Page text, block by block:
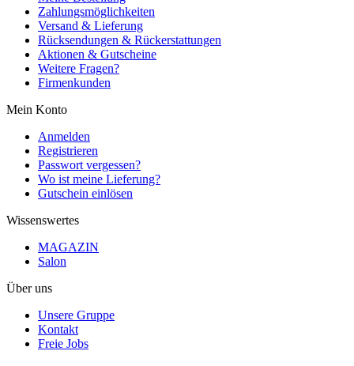
Zahlungsmöglichkeiten
Versand & Lieferung
Rücksendungen & Rückerstattungen
Aktionen & Gutscheine
Weitere Fragen?
Firmenkunden
Mein Konto
Anmelden
Registrieren
Passwort vergessen?
Wo ist meine Lieferung?
Gutschein einlösen
Wissenswertes
MAGAZIN
Salon
Über uns
Unsere Gruppe
Kontakt
Freie Jobs